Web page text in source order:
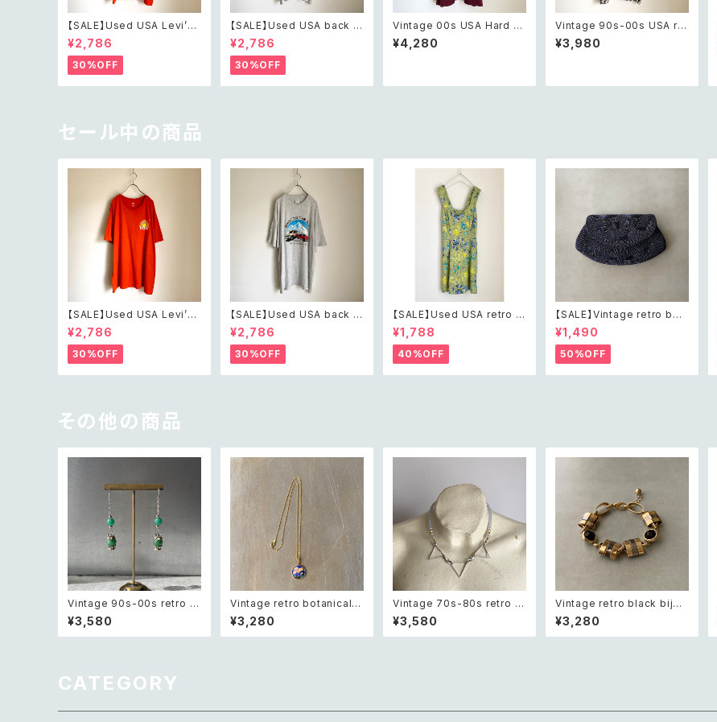
【SALE】Used USA Levi’s
sunrise design orange t
shirt レトロ アメリカ ユーズ
ド 古着 リーバイス サンライズ
デザイン オレンジ Tシャツ X
XL
¥2,786
30%OFF
【SALE】Used USA back t
o the 80s car design t sh
irt レトロ アメリカ ユーズド
古着 カーデザイン ライトグレ
ー Tシャツ XXL
¥2,786
30%OFF
Vintage 00s USA Hard R
ock CAFE Las Vegas bur
gundy t shirt 2XL レトロ ア
バーガンディー Tシャツ
¥4,280
Vintage 90s-00s USA ret
ro navy blue plaid patter
n shirt レトロ アメリカ ヴィン
¥3,980
セール中の商品
【SALE】Used USA Levi’s
sunrise design orange t
shirt レトロ アメリカ ユーズ
ド 古着 リーバイス サンライズ
デザイン オレンジ Tシャツ X
XL
¥2,786
30%OFF
【SALE】Used USA back t
o the 80s car design t sh
irt レトロ アメリカ ユーズド
古着 カーデザイン ライトグレ
ー Tシャツ XXL
¥2,786
30%OFF
【SALE】Used USA retro b
otanical flower salopett
e short pants レトロ アメリ
カ ユーズド 古着 ライトグリー
ン ボタニカル フラワー サロペ
ット ショートパンツ
¥1,788
40%OFF
【SALE】Vintage retro bea
ds embroidery navy blue
pouch レトロ ヴィンテージ
ホワイト ビーズ刺繍 ネイビー
紺色 ポーチ
¥1,490
50%OFF
その他の商品
Vintage 90s-00s retro gr
een aventurine pierce レ
トロ ヴィンテージ アクセサリ
ー 天然石 グリーンアベンチュ
¥3,580
Vintage retro botanical fl
ower blue enamel neckl
ace レトロ ヴィンテージ アク
セサリー ボタニカル フラワー
¥3,280
Vintage 70s-80s retro tri
angle design beads nec
klace レトロ ヴィンテージ ア
クセサリー トライアングル デ
¥3,580
Vintage retro black bijou
bicolor chain bracelet レ
トロ ヴィンテージ アクセサリ
ー ブラック ビジュー バイカラ
¥3,280
CATEGORY